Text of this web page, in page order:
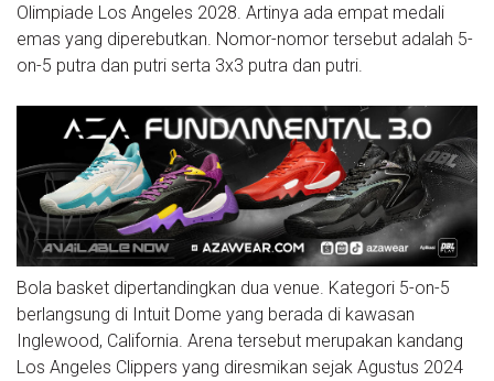
Olimpiade Los Angeles 2028. Artinya ada empat medali
emas yang diperebutkan. Nomor-nomor tersebut adalah 5-
on-5 putra dan putri serta 3x3 putra dan putri.
Bola basket dipertandingkan dua venue. Kategori 5-on-5
berlangsung di Intuit Dome yang berada di kawasan
Inglewood, California. Arena tersebut merupakan kandang
Los Angeles Clippers yang diresmikan sejak Agustus 2024